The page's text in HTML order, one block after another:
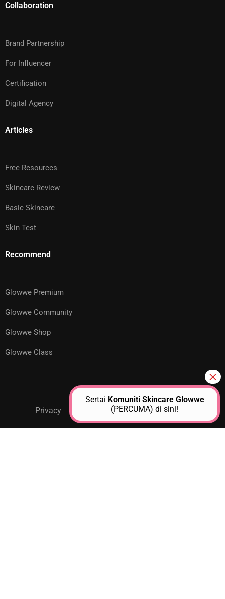
Collaboration
Brand Partnership
For Influencer
Certification
Digital Agency
Articles
Free Resources
Skincare Review
Basic Skincare
Skin Test
Recommend
Glowwe Premium
Glowwe Community
Glowwe Shop
Glowwe Class
Privacy GPM Support About Us Contact
Sertai Komuniti Skincare Glowwe
(PERCUMA) di sini!